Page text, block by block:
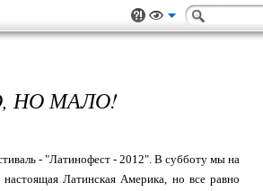
НО МАЛО!
- "Латинофест - 2012". В субботу мы на
Латинская Америка, но все равно